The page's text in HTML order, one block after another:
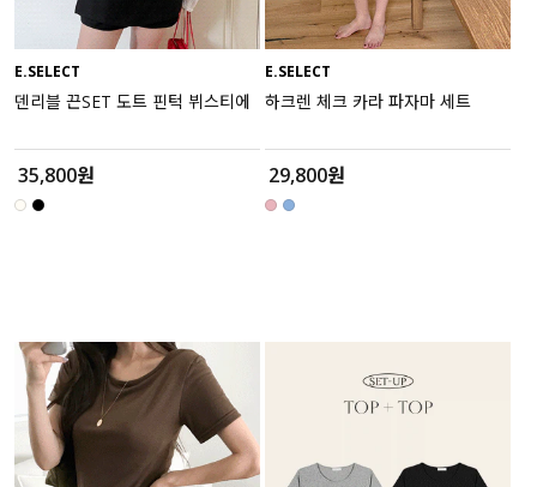
E.SELECT
덴리블 끈SET 도트 핀턱 뷔스티에
35,800원
E.SELECT
하크렌 체크 카라 파자마 세트
29,800원